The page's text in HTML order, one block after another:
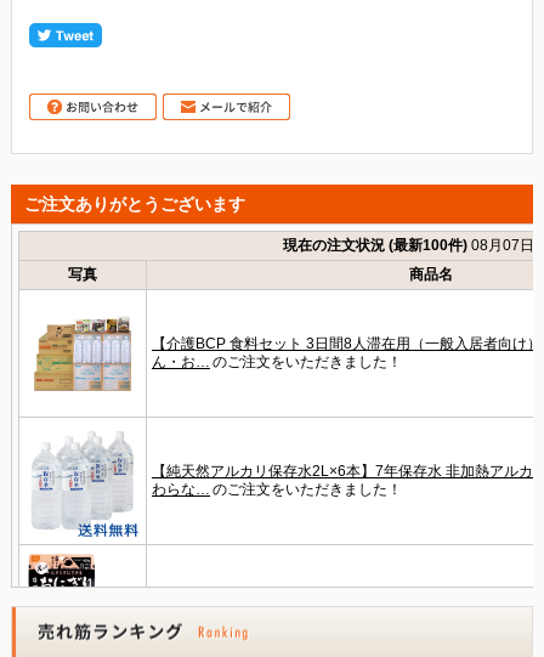
ご注文ありがとうございます